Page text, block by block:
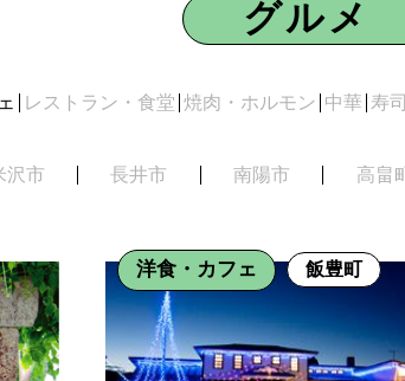
グルメ
レストラン・食堂 焼肉・ホルモン 中華 寿司
沢市 長井市 南陽市 高畠町
洋食・カフェ 飯豊町